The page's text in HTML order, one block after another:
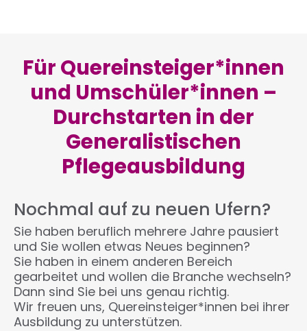
Laden
Für Quereinsteiger*innen
und Umschüler*innen –
Durchstarten in der
Generalistischen
Pflegeausbildung
Nochmal auf zu neuen Ufern?
Sie haben beruflich mehrere Jahre pausiert
und Sie wollen etwas Neues beginnen?
Sie haben in einem anderen Bereich
gearbeitet und wollen die Branche wechseln?
Dann sind Sie bei uns genau richtig.
Wir freuen uns, Quereinsteiger*innen bei ihrer
Ausbildung zu unterstützen.